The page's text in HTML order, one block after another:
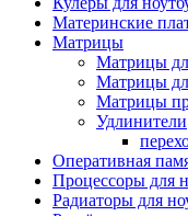
Материнские
Матрицы
Матрицы
Матрицы
Матрицы
Удлинители
Оперативная
Процессоры для
Радиаторы для